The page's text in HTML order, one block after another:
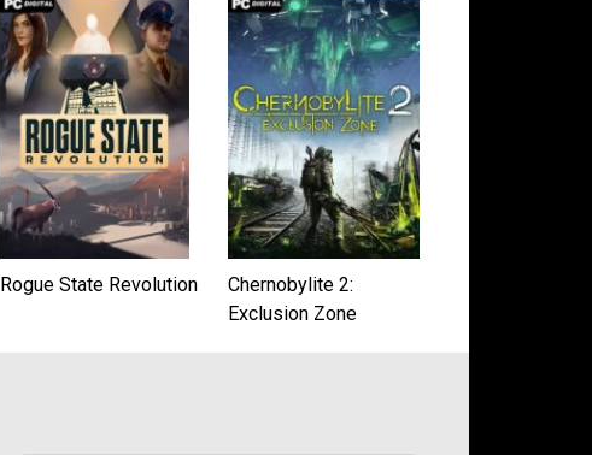
Rogue State Revolution
Chernobylite 2:
Exclusion Zone